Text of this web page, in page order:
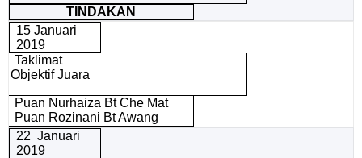
TINDAKAN
15 Januari
2019
Taklimat
Objektif Juara
Puan Nurhaiza Bt Che Mat
Puan Rozinani Bt Awang
22 Januari
2019